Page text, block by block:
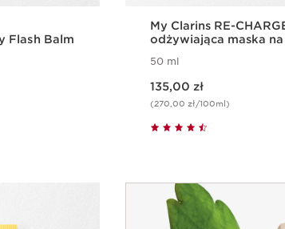
Flash Balm
My Clarins RE-
odżywiająca maska
50 ml
135,00 zł
(270,00 zł/100ml)